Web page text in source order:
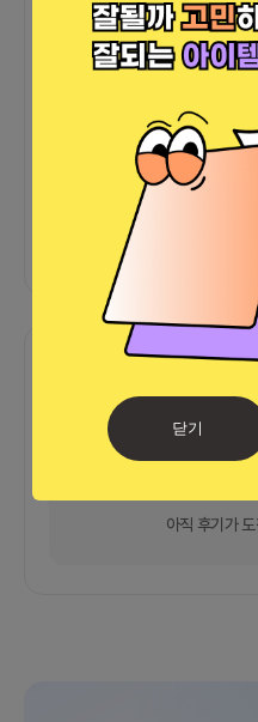
닫기
함께한 사람들이 남
커피챗 프로젝트
아직 후기가